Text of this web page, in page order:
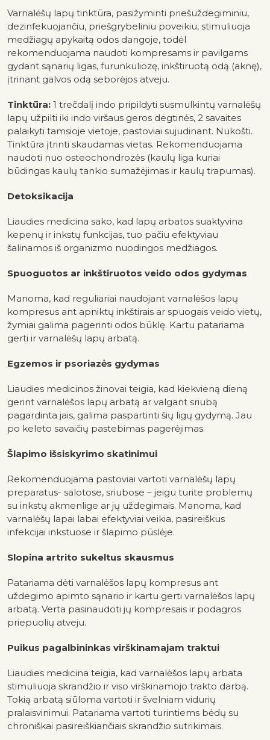
Varnalėšų lapų tinktūra, pasižyminti priešuždegiminiu,
dezinfekuojančiu, priešgrybeliniu poveikiu, stimuliuoja
medžiagų apykaitą odos dangoje, todėl
rekomenduojama naudoti kompresams ir pavilgams
gydant sąnarių ligas, furunkuliozę, inkštiruotą odą (aknę),
įtrinant galvos odą seborėjos atveju.
Tinktūra: 1 trečdalį indo pripildyti susmulkintų varnalėšų
lapų užpilti iki indo viršaus geros degtinės, 2 savaites
palaikyti tamsioje vietoje, pastoviai sujudinant. Nukošti.
Tinktūra įtrinti skaudamas vietas. Rekomenduojama
naudoti nuo osteochondrozės (kaulų liga kuriai
būdingas kaulų tankio sumažėjimas ir kaulų trapumas).
Detoksikacija
Liaudies medicina sako, kad lapų arbatos suaktyvina
kepenų ir inkstų funkcijas, tuo pačiu efektyviau
šalinamos iš organizmo nuodingos medžiagos.
Spuoguotos ar inkštiruotos veido odos gydymas
Manoma, kad reguliariai naudojant varnalėšos lapų
kompresus ant apniktų inkštirais ar spuogais veido vietų,
žymiai galima pagerinti odos būklę. Kartu patariama
gerti ir varnalėšų lapų arbatą.
Egzemos ir psoriazės gydymas
Liaudies medicinos žinovai teigia, kad kiekvieną dieną
gerint varnalėšos lapų arbatą ar valgant sriubą
pagardinta jais, galima paspartinti šių ligų gydymą. Jau
po keleto savaičių pastebimas pagerėjimas.
Šlapimo išsiskyrimo skatinimui
Rekomenduojama pastoviai vartoti varnalėšų lapų
preparatus- salotose, sriubose – jeigu turite problemų
su inkstų akmenlige ar jų uždegimais. Manoma, kad
varnalėšų lapai labai efektyviai veikia, pasireiškus
infekcijai inkstuose ir šlapimo pūslėje.
Slopina artrito sukeltus skausmus
Patariama dėti varnalėšos lapų kompresus ant
uždegimo apimto sąnario ir kartu gerti varnalėšos lapų
arbatą. Verta pasinaudoti jų kompresais ir podagros
priepuolių atveju.
Puikus pagalbininkas virškinamajam traktui
Liaudies medicina teigia, kad varnalėšos lapų arbata
stimuliuoja skrandžio ir viso virškinamojo trakto darbą.
Tokią arbatą siūloma vartoti ir švelniam vidurių
pralaisvinimui. Patariama vartoti turintiems bėdų su
chroniškai pasireiškiančiais skrandžio sutrikimais.